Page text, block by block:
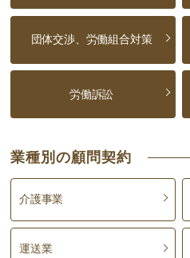
団体交渉、労働組合対策
労働訴訟
業種別の顧問契約
介護事業
運送業